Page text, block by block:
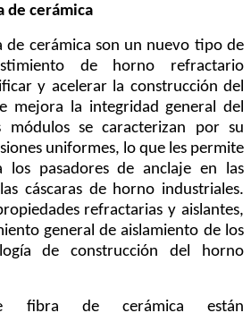
de cerámica
de cerámica son un nuevo tipo de
de horno refractario
y acelerar la construcción del
mejora la integridad general del
módulos se caracterizan por su
uniformes, lo que les permite
los pasadores de anclaje en las
cáscaras de horno industriales.
refractarias y aislantes,
general de aislamiento de los
de construcción del horno
fibra de cerámica están